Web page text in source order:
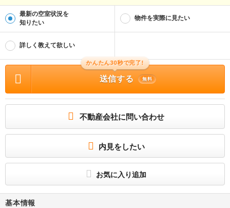
最新の空室状況を
知りたい
物件を実際に見たい
詳しく教えて欲しい
かんたん30秒で完了!
送信する 無料
不動産会社に問い合わせ
内見をしたい
お気に入り追加
基本情報